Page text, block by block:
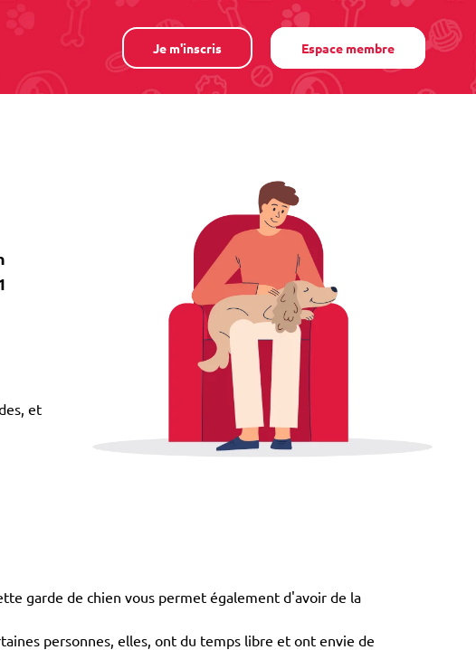
Je m'inscris Espace membre
et
garde de chien vous permet également d'avoir de la
personnes, elles, ont du temps libre et ont envie de